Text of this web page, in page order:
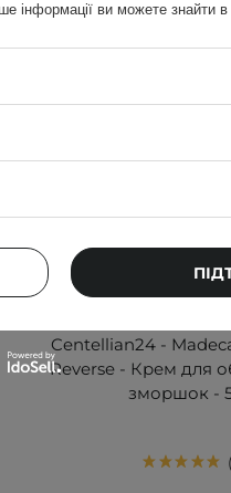
Centellian24 -
Reverse - Крем для
зморшок -
інформації ви можете знайти в